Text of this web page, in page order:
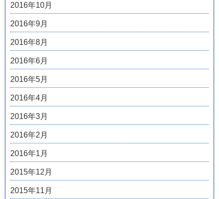
2016年10月
2016年9月
2016年8月
2016年6月
2016年5月
2016年4月
2016年3月
2016年2月
2016年1月
2015年12月
2015年11月